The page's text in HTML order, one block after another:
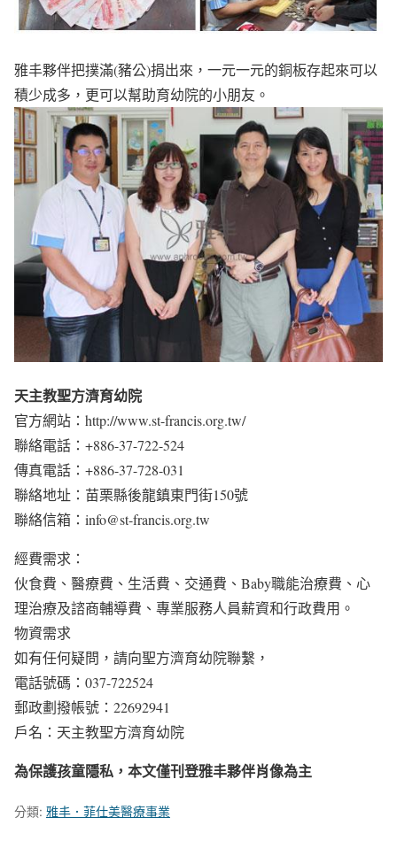
雅丰夥伴把撲滿(豬公)捐出來，一元一元的銅板存起來可以
積少成多，更可以幫助育幼院的小朋友。
天主教聖方濟育幼院
官方網站：http://www.st-francis.org.tw/
聯絡電話：+886-37-722-524
傳真電話：+886-37-728-031
聯絡地址：苗栗縣後龍鎮東門街150號
聯絡信箱：info@st-francis.org.tw
經費需求：
伙食費、醫療費、生活費、交通費、Baby職能治療費、心
理治療及諮商輔導費、專業服務人員薪資和行政費用。
物資需求
如有任何疑問，請向聖方濟育幼院聯繫，
電話號碼：037-722524
郵政劃撥帳號：22692941
戶名：天主教聖方濟育幼院
為保護孩童隱私，本文僅刊登雅丰夥伴肖像為主
分類: 雅丰．菲仕美醫療事業